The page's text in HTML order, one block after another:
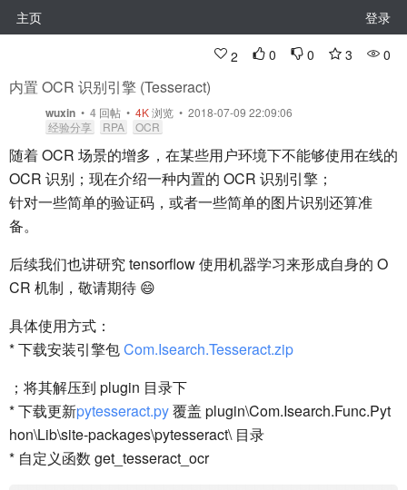
主页 登录
2 0 0 3 0
内置 OCR 识别引擎 (Tesseract)
wuxin • 4 回帖 • 4K浏览 • 2018-07-09 22:09:06
经验分享
RPA OCR
随着 OCR 场景的增多，在某些用户环境下不能够使用在线的
OCR 识别；现在介绍一种内置的 OCR 识别引擎；
针对一些简单的验证码，或者一些简单的图片识别还算准
备。
后续我们也讲研究 tensorflow 使用机器学习来形成自身的 O
CR 机制，敬请期待 😄
具体使用方式：
* 下载安装引擎包Com.Isearch.Tesseract.zip
；将其解压到 plugin 目录下
* 下载更新pytesseract.py覆盖 plugin\Com.Isearch.Func.Pyt
hon\Lib\site-packages\pytesseract\ 目录
* 自定义函数 get_tesseract_ocr